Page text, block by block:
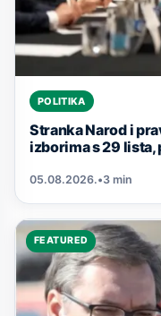
POLITIKA
Stranka Narod i
izborima s 29
05.08.2026.•3 min
FEATURED